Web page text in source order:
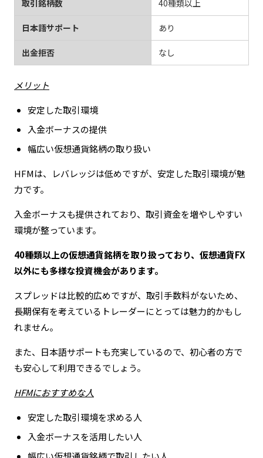
取引銘柄数 40種類以上
日本語サポート あり
出金拒否 なし
メリット
安定した取引環境
入金ボーナスの提供
幅広い仮想通貨銘柄の取り扱い
HFMは、レバレッジは低めですが、安定した取引環境が魅
力です。
入金ボーナスも提供されており、取引資金を増やしやすい
環境が整っています。
40種類以上の仮想通貨銘柄を取り扱っており、仮想通貨FX
以外にも多様な投資機会があります。
スプレッドは比較的広めですが、取引手数料がないため、
長期保有を考えているトレーダーにとっては魅力的かもし
れません。
また、日本語サポートも充実しているので、初心者の方で
も安心して利用できるでしょう。
HFMにおすすめな人
安定した取引環境を求める人
入金ボーナスを活用したい人